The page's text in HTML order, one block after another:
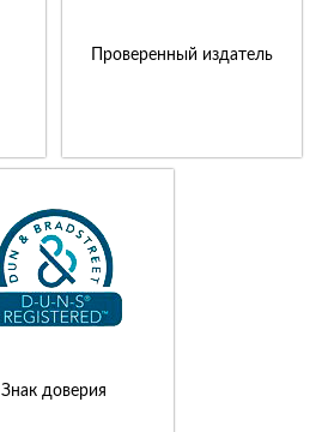
Проверенный издатель
Знак доверия